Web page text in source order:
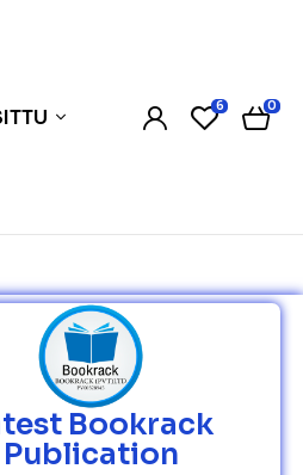
6 0
Bookrack
Publication